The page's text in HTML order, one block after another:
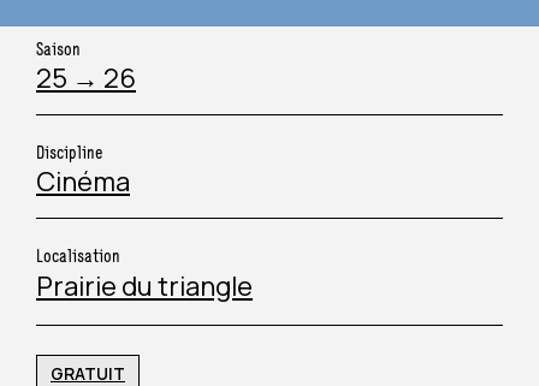
PÉRISCOLAIRE
CHAMP SOCIAL
SANITAIRE ET MÉDICO-SOCIAL
COLLECTIVITÉ & TOURISME
ORGANISATEUR D’ÉVÉNEMENT
ARTISTE
JOURNALISTE
Saison
25 → 26
Discipline
Cinéma
Localisation
Prairie du triangle
GRATUIT